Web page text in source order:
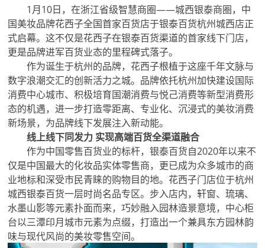
1月10日，在浙江省级智慧商圈——城西银泰商圈，中
国美妆品牌花西子全国首家百货店于银泰百货杭州城西店正
式启幕。这不仅是花西子在银泰百货渠道的首家线下门店，
更是品牌进军百货业态的里程碑式落子。
作为诞生于杭州的品牌，花西子根植于这座千年文脉与
数字浪潮交汇的创新活力之城。品牌依托杭州加快建设国际
消费中心城市、积极培育国潮消费与悦己消费等新型消费形
态的机遇，进一步打造零距离、专业化、沉浸式的美妆消费
新场景，为品牌线下发展注入新动能。
线上线下同发力 实现高端百货全渠道融合
作为中国零售百货业的标杆，银泰百货自2020年以来不
仅是中国最大的化妆品实体零售商，更已成为众多城市的商
业地标和深受市民青睐的购物目的地。花西子门店位于杭州
城西银泰百货一层时尚名品专区。步入店内，轩窗、琉璃、
水墨山影等元素扑面而来，巧妙融入园林造景意境，中心柜
台以三潭印月城市元素为点缀，打造出一个兼具东方园林韵
味与现代风尚的美妆零售空间。